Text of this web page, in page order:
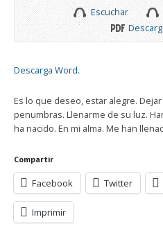
Escuchar
Descarga Word.
Es lo que deseo, estar alegre.
penumbras. Llenarme de su luz.
ha nacido. En mi alma. Me han
Compartir
Facebook Twitter
Imprimir